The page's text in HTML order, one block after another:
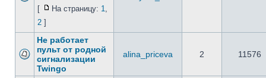
[ На страницу: 1,
2 ]
Не работает
пульт от родной
сигнализации
Twingo
alina_priceva 2 11576